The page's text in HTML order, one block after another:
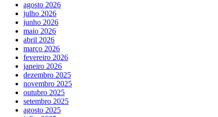
agosto 2026
julho 2026
junho 2026
maio 2026
abril 2026
março 2026
fevereiro 2026
janeiro 2026
dezembro 2025
novembro 2025
outubro 2025
setembro 2025
agosto 2025